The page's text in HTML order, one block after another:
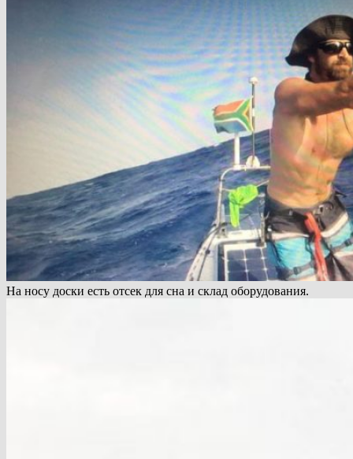
На носу доски есть отсек для сна и склад оборудования.